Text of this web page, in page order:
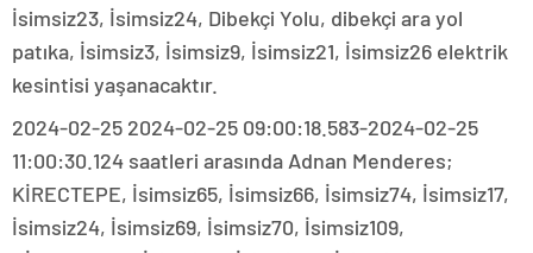
İsimsiz23, İsimsiz24, Dibekçi Yolu, dibekçi ara yol
patıka, İsimsiz3, İsimsiz9, İsimsiz21, İsimsiz26 elektrik
kesintisi yaşanacaktır.
2024-02-25 2024-02-25 09:00:18.583-2024-02-25
11:00:30.124 saatleri arasında Adnan Menderes;
KİRECTEPE, İsimsiz65, İsimsiz66, İsimsiz74, İsimsiz17,
İsimsiz24, İsimsiz69, İsimsiz70, İsimsiz109,